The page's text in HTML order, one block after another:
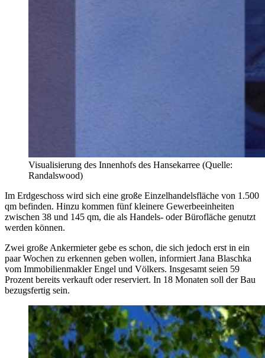
Visualisierung des Innenhofs des Hansekarree (Quelle:
Randalswood)
Im Erdgeschoss wird sich eine große Einzelhandelsfläche von 1.500
qm befinden. Hinzu kommen fünf kleinere Gewerbeeinheiten
zwischen 38 und 145 qm, die als Handels- oder Bürofläche genutzt
werden können.
Zwei große Ankermieter gebe es schon, die sich jedoch erst in ein
paar Wochen zu erkennen geben wollen, informiert Jana Blaschka
vom Immobilienmakler Engel und Völkers. Insgesamt seien 59
Prozent bereits verkauft oder reserviert. In 18 Monaten soll der Bau
bezugsfertig sein.